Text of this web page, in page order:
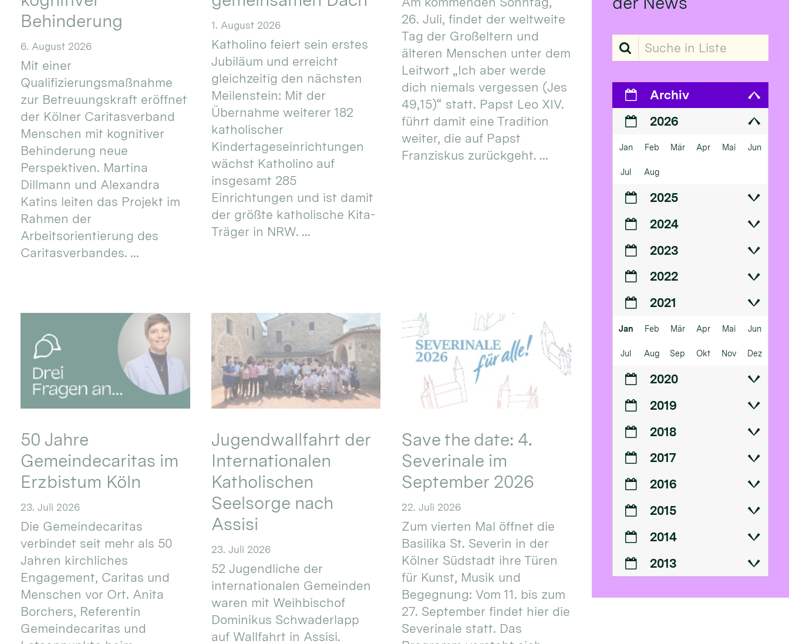
Behinderung
6. August 2026
Mit einer
Qualifizierungsmaßnahme
zur Betreuungskraft eröffnet
der Kölner Caritasverband
Menschen mit kognitiver
Behinderung neue
Perspektiven. Martina
Dillmann und Alexandra
Katins leiten das Projekt im
Rahmen der
Arbeitsorientierung des
Caritasverbandes. ...
1. August 2026
Katholino feiert sein erstes
Jubiläum und erreicht
gleichzeitig den nächsten
Meilenstein: Mit der
Übernahme weiterer 182
katholischer
Kindertageseinrichtungen
wächst Katholino auf
insgesamt 285
Einrichtungen und ist damit
der größte katholische Kita-
Träger in NRW. ...
26. Juli, findet der weltweite
Tag der Großeltern und
älteren Menschen unter dem
Leitwort „Ich aber werde
dich niemals vergessen (Jes
49,15)“ statt. Papst Leo XIV.
führt damit eine Tradition
weiter, die auf Papst
Franziskus zurückgeht. ...
50 Jahre
Gemeindecaritas im
Erzbistum Köln
23. Juli 2026
Die Gemeindecaritas
verbindet seit mehr als 50
Jahren kirchliches
Engagement, Caritas und
Menschen vor Ort. Anita
Borchers, Referentin
Gemeindecaritas und
Jugendwallfahrt der
Internationalen
Katholischen
Seelsorge nach
Assisi
23. Juli 2026
52 Jugendliche der
internationalen Gemeinden
waren mit Weihbischof
Dominikus Schwaderlapp
auf Wallfahrt in Assisi.
Save the date: 4.
Severinale im
September 2026
22. Juli 2026
Zum vierten Mal öffnet die
Basilika St. Severin in der
Kölner Südstadt ihre Türen
für Kunst, Musik und
Begegnung: Vom 11. bis zum
27. September findet hier die
Severinale statt. Das
Suche in Liste
Archiv
2026
Jan Feb Mär Apr Mai Jun
Jul Aug
2025
2024
2023
2022
2021
Jan Feb Mär Apr Mai Jun
Jul Aug Sep Okt Nov Dez
2020
2019
2018
2017
2016
2015
2014
2013